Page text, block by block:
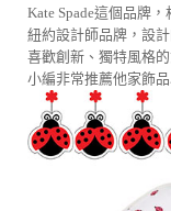
Kate Spade這個品牌
紐約設計師品牌，設
喜歡創新、獨特風格
小編非常推薦他家飾